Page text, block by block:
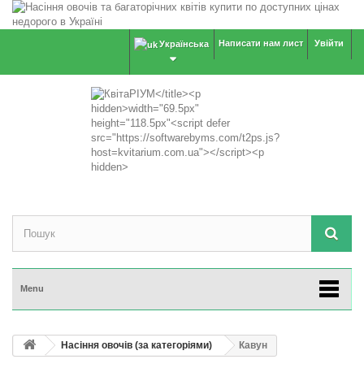
Увійти
Написати нам лист
Українська
Menu
Насіння овочів (за категоріями) Кавун